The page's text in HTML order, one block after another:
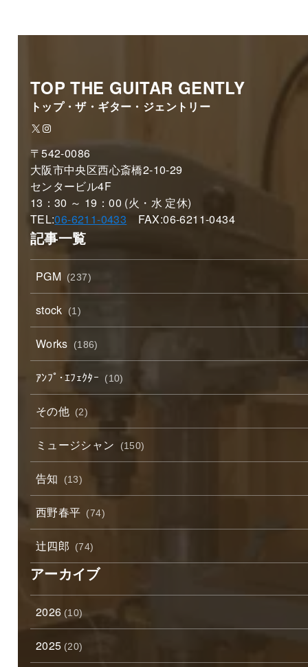
TOP THE GUITAR GENTLY
トップ・ザ・ギター・ジェントリー
X Instagram
〒542-0086
大阪市中央区西心斎橋2-10-29
センタービル4F
13：30 ～ 19：00 (火・水 定休)
TEL:06-6211-0433 FAX:06-6211-0434
記事一覧
PGM (237)
stock (1)
Works (186)
ｱﾝﾌﾟ･ｴﾌｪｸﾀｰ (10)
その他 (2)
ミュージシャン (150)
告知 (13)
西野春平 (74)
辻四郎 (74)
アーカイブ
2026 (10)
2025 (20)